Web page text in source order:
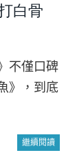
白骨
不僅口碑
》，到底
繼續閱讀